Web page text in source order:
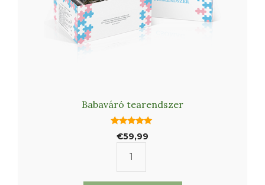
Babaváró tearendszer
5.00
az 5-ből
€59,99
Babaváró